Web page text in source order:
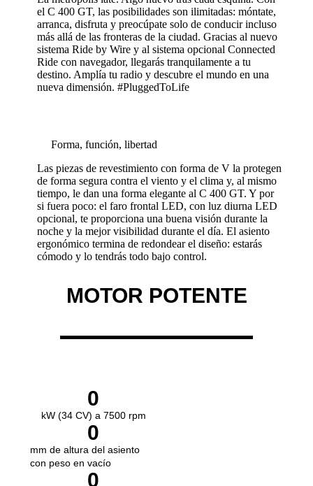
el C 400 GT, las posibilidades son ilimitadas: móntate,
arranca, disfruta y preocúpate solo de conducir incluso
más allá de las fronteras de la ciudad. Gracias al nuevo
sistema Ride by Wire y al sistema opcional Connected
Ride con navegador, llegarás tranquilamente a tu
destino. Amplía tu radio y descubre el mundo en una
nueva dimensión. #PluggedToLife
Forma, función, libertad
Las piezas de revestimiento con forma de V la protegen
de forma segura contra el viento y el clima y, al mismo
tiempo, le dan una forma elegante al C 400 GT. Y por
si fuera poco: el faro frontal LED, con luz diurna LED
opcional, te proporciona una buena visión durante la
noche y la mejor visibilidad durante el día. El asiento
ergonómico termina de redondear el diseño: estarás
cómodo y lo tendrás todo bajo control.
MOTOR POTENTE
kW (34 CV) a 7500 rpm
0
mm de altura del asiento
con peso en vacío
0
0